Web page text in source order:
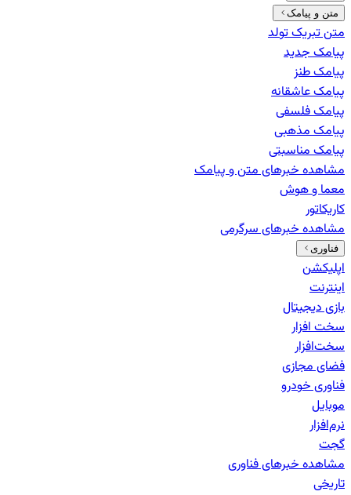
متن و پیامک
متن تبریک تولد
پیامک جدید
پیامک طنز
پیامک عاشقانه
پیامک فلسفی
پیامک مذهبی
پیامک مناسبتی
مشاهده خبرهایمتن و پیامک
معما و هوش
کاریکاتور
مشاهده خبرهایسرگرمی
فناوری
اپلیکشن
اینترنت
بازی دیجیتال
سخت افزار
سخت‌افزار
فضای مجازی
فناوری خودرو
موبایل
نرم‌افزار
گجت
مشاهده خبرهایفناوری
تاریخی